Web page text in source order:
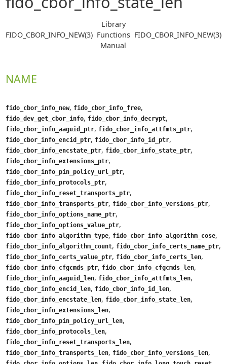
FIDO_CBOR_INFO_NEW(3)
Library
Functions
Manual
FIDO_CBOR_INFO_NEW(3)
NAME
fido_cbor_info_new, fido_cbor_info_free,
fido_dev_get_cbor_info, fido_cbor_info_decrypt,
fido_cbor_info_aaguid_ptr, fido_cbor_info_attfmts_ptr,
fido_cbor_info_encid_ptr, fido_cbor_info_id_ptr,
fido_cbor_info_encstate_ptr, fido_cbor_info_state_ptr,
fido_cbor_info_extensions_ptr,
fido_cbor_info_pin_policy_url_ptr,
fido_cbor_info_protocols_ptr,
fido_cbor_info_reset_transports_ptr,
fido_cbor_info_transports_ptr, fido_cbor_info_versions_ptr,
fido_cbor_info_options_name_ptr,
fido_cbor_info_options_value_ptr,
fido_cbor_info_algorithm_type, fido_cbor_info_algorithm_cose,
fido_cbor_info_algorithm_count, fido_cbor_info_certs_name_ptr,
fido_cbor_info_certs_value_ptr, fido_cbor_info_certs_len,
fido_cbor_info_cfgcmds_ptr, fido_cbor_info_cfgcmds_len,
fido_cbor_info_aaguid_len, fido_cbor_info_attfmts_len,
fido_cbor_info_encid_len, fido_cbor_info_id_len,
fido_cbor_info_encstate_len, fido_cbor_info_state_len,
fido_cbor_info_extensions_len,
fido_cbor_info_pin_policy_url_len,
fido_cbor_info_protocols_len,
fido_cbor_info_reset_transports_len,
fido_cbor_info_transports_len, fido_cbor_info_versions_len,